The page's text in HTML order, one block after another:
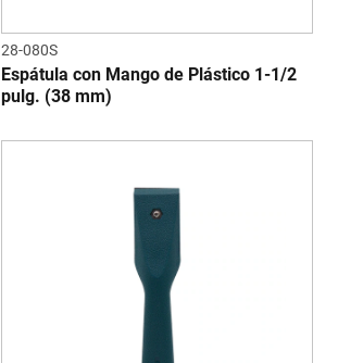
28-080S
Espátula con Mango de Plástico 1-1/2
pulg. (38 mm)